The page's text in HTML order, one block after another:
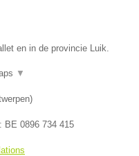
en in de provincie Luik.
▼
)
BE 0896 734 415